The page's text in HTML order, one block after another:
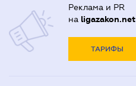
Реклама и PR
на ligazakon.net
ТАРИФЫ